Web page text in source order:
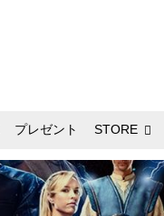
プレゼント STORE